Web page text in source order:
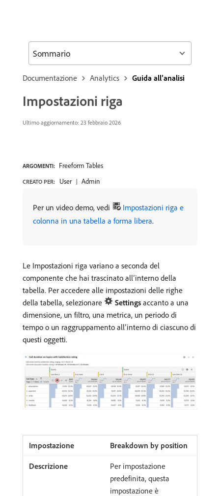
Documentazione Analytics Guida all’analisi
Impostazioni riga
Ultimo aggiornamento: 23 febbraio 2026
ARGOMENTI: Freeform Tables
CREATO PER: User Admin
Per un video demo, vedi
Impostazioni riga e
colonna in una tabella a forma libera.
Le Impostazioni riga variano a seconda del
componente che hai trascinato all’interno della
tabella. Per accedere alle impostazioni delle righe
della tabella, selezionare
Settings accanto a una
dimensione, un filtro, una metrica, un periodo di
tempo o un raggruppamento all’interno di ciascuno di
questi oggetti.
Breakdown by position
Per impostazione
predefinita, questa
impostazione è
Sommario